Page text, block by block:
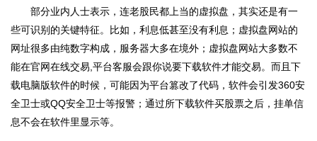
部分业内人士表示，连老股民都上当的虚拟盘，其实还是有一
些可识别的关键特征。比如，利息低甚至没有利息；虚拟盘网站的
网址很多由纯数字构成，服务器大多在境外；虚拟盘网站大多数不
能在官网在线交易,平台客服会跟你说要下载软件才能交易。而且下
载电脑版软件的时候，可能因为平台篡改了代码，软件会引发360安
全卫士或QQ安全卫士等报警；通过所下载软件买股票之后，挂单信
息不会在软件里显示等。